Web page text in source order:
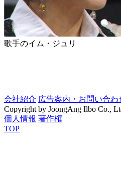
歌手のイム・ジュリ
会社紹介 広告案内・お問い合わ
Copyright by JoongAng Ilbo Co.,
個人情報 著作権
TOP